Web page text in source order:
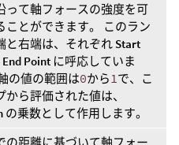
って軸フォースの強度を可
ことができます。 このラン
と右端は、それぞれ Start
End Point に呼応していま
の値の範囲は0から 1 で、こ
から評価された値は、
の乗数として作用します。
の距離に基づいて軸フォー